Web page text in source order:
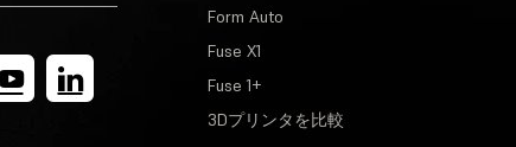
Form Auto
Fuse X1
Fuse 1+
3Dプリンタを比較